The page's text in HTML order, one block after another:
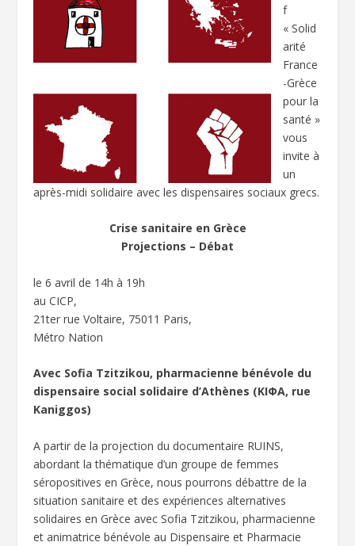
f
« Solid
arité
France
-Grèce
pour la
santé »
vous
invite à
un
après-midi solidaire avec les dispensaires sociaux grecs.
Crise sanitaire en Grèce
Projections – Débat
le 6 avril de 14h à 19h
au CICP,
21ter rue Voltaire, 75011 Paris,
Métro Nation
Avec Sofia Tzitzikou, pharmacienne bénévole du
dispensaire social solidaire d’Athènes (ΚΙΦΑ, rue
Kaniggos)
A partir de la projection du documentaire RUINS,
abordant la thématique d’un groupe de femmes
séropositives en Grèce, nous pourrons débattre de la
situation sanitaire et des expériences alternatives
solidaires en Grèce avec Sofia Tzitzikou, pharmacienne
et animatrice bénévole au Dispensaire et Pharmacie